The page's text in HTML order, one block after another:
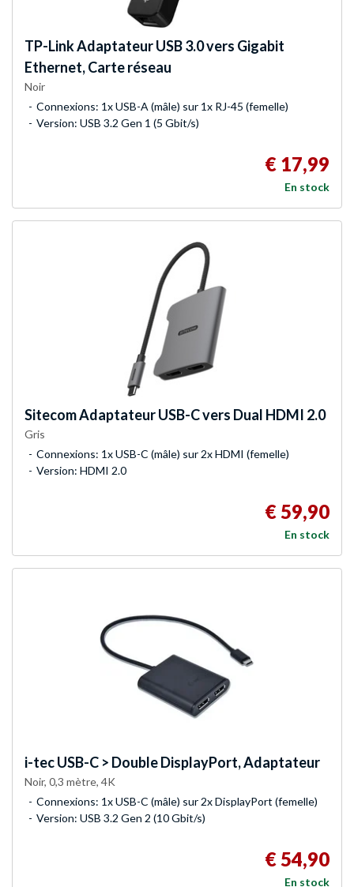
TP-LinkAdaptateur USB 3.0 vers Gigabit
Ethernet, Carte réseau
Noir
Connexions: 1x USB-A (mâle) sur 1x RJ-45 (femelle)
Version: USB 3.2 Gen 1 (5 Gbit/s)
€ 17,99
En stock
SitecomAdaptateur USB-C vers Dual HDMI 2.0
Gris
Connexions: 1x USB-C (mâle) sur 2x HDMI (femelle)
Version: HDMI 2.0
€ 59,90
En stock
i-tecUSB-C > Double DisplayPort, Adaptateur
Noir, 0,3 mètre, 4K
Connexions: 1x USB-C (mâle) sur 2x DisplayPort (femelle)
Version: USB 3.2 Gen 2 (10 Gbit/s)
€ 54,90
En stock